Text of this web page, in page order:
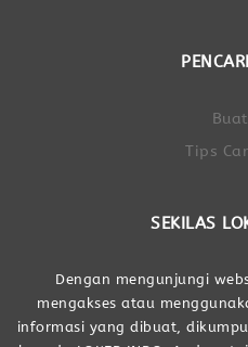
Tips
SEKILAS
Dengan mengunjungi
mengakses atau
informasi yang dibuat,